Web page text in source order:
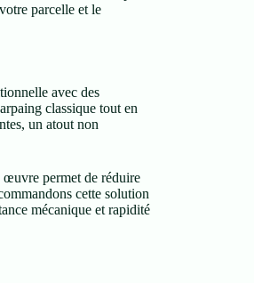
parcelle et le
avec des
classique tout en
un atout non
œuvre permet de réduire
cette solution
mécanique et rapidité